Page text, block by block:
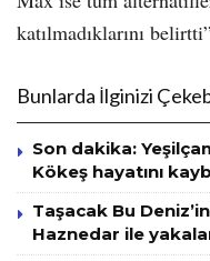
katılmadıklarını
Bunlarda İlginizi
Son dakika:
Kökeş hayatını
Taşacak Bu
Haznedar ile